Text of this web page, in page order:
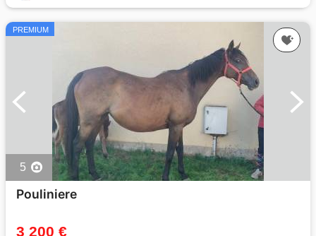
PREMIUM
5
Pouliniere
3 200 €